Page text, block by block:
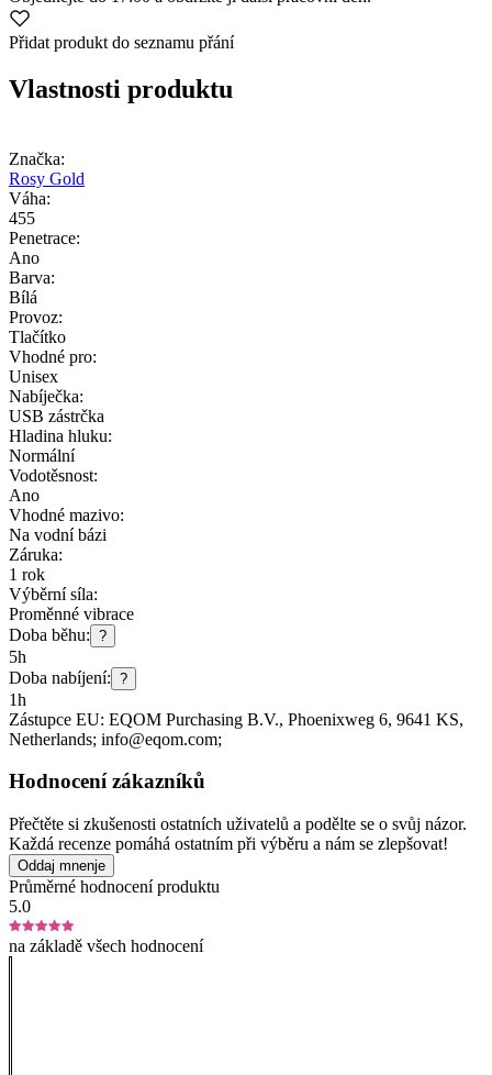
Přidat produkt do seznamu přání
Vlastnosti produktu
Značka:
Rosy Gold
Váha:
455
Penetrace:
Ano
Barva:
Bílá
Provoz:
Tlačítko
Vhodné pro:
Unisex
Nabíječka:
USB zástrčka
Hladina hluku:
Normální
Vodotěsnost:
Ano
Vhodné mazivo:
Na vodní bázi
Záruka:
1 rok
Výběrní síla:
Proměnné vibrace
Doba běhu: ?
5h
Doba nabíjení: ?
1h
Zástupce EU: EQOM Purchasing B.V., Phoenixweg 6, 9641 KS,
Netherlands; info@eqom.com;
Hodnocení zákazníků
Přečtěte si zkušenosti ostatních uživatelů a podělte se o svůj názor.
Každá recenze pomáhá ostatním při výběru a nám se zlepšovat!
Oddaj mnenje
Průměrné hodnocení produktu
5.0
na základě všech hodnocení